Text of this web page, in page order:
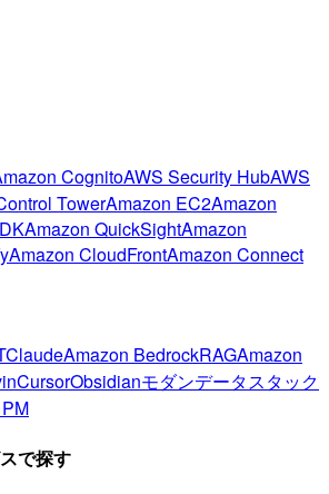
CognitoAWS Security HubAWS
TowerAmazon EC2Amazon
Amazon QuickSightAmazon
Amazon CloudFrontAmazon Connect
ClaudeAmazon BedrockRAGAmazon
CursorObsidianモダンデータスタック
PM
で探す